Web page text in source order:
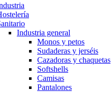
Industria general
Monos y petos
Sudaderas y jerséis
Cazadoras y chaquetas
Softshells
Camisas
Pantalones